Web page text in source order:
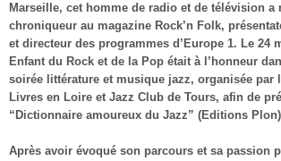
Marseille, cet homme de radio et de télévision a
chroniqueur au magazine Rock’n Folk,
et directeur des programmes d’Europe 1. Le 24
Enfant du Rock et de la Pop était à l’honneur
soirée littérature et musique jazz, organisée par
Livres en Loire et Jazz Club de Tours, afin de
“Dictionnaire amoureux du Jazz” (Editions
Après avoir évoqué son parcours et sa passion